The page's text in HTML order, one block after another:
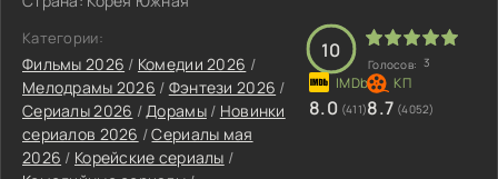
Категории:
Фильмы 2026 / Комедии 2026 /
Мелодрамы 2026 / Фэнтези 2026 /
Сериалы 2026 /Дорамы/ Новинки
сериалов 2026 /Сериалы мая
2026 / Корейские сериалы /
10
Голосов: 3
8.0 (411)8.7 (4052)